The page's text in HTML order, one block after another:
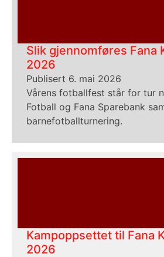
Slik gjennomføres Fana
2026
Publisert 6. mai 2026
Vårens fotballfest står for tur
Fotball og Fana Sparebank
barnefotballturnering.
Kampoppsettet til Fana
2026